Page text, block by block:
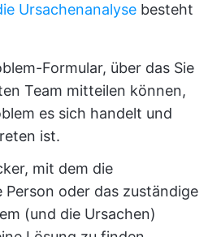
Ursachenanalyse besteht
Formular, über das Sie
Team mitteilen können,
es sich handelt und
ist.
mit dem die
oder das zuständige
(und die Ursachen)